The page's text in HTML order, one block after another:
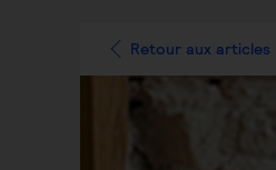
Retour aux articles